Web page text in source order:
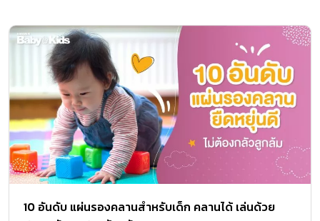
10 อันดับ แผ่นรองคลานสำหรับเด็ก คลานได้ เล่นด้วย